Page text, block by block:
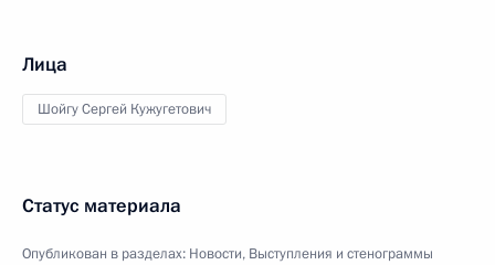
Лица
Шойгу Сергей Кужугетович
Статус материала
Опубликован в разделах: Новости, Выступления и стенограммы